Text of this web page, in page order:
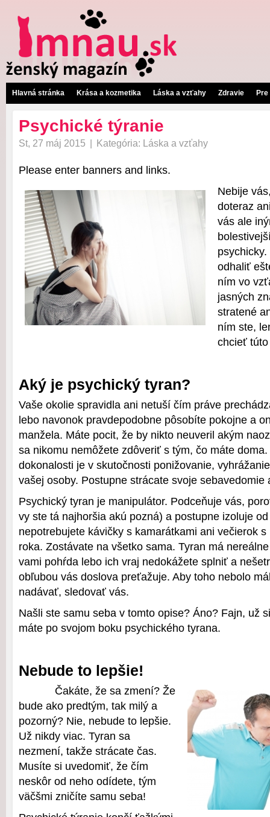
Hlavná stránka Krása a kozmetika Láska a vzťahy Zdravie
Psychické týranie
St, 27 máj 2015 Kategória: Láska a vzťahy
Please enter banners and links.
Nebije
doteraz
vás ale
odhaliť
ním vo
jasných
stratené
ním ste,
chcieť
Aký je psychický tyran?
Vaše okolie spravidla ani netuší čím práve
lebo navonok pravdepodobne pôsobíte pokojne a
manžela. Máte pocit, že by nikto neuveril akým
sa nikomu nemôžete zdôveriť s tým, čo máte
dokonalosti je v skutočnosti ponižovanie,
vašej osoby. Postupne strácate svoje sebavedomie
Psychický tyran je manipulátor. Podceňuje vás,
vy ste tá najhoršia akú pozná) a postupne izoluje
nepotrebujete kávičky s kamarátkami ani večierok
roka. Zostávate na všetko sama. Tyran má
vami pohŕda lebo ich vraj nedokážete splniť a
obľubou vás doslova preťažuje. Aby toho nebolo
nadávať, sledovať vás.
Našli ste samu seba v tomto opise? Áno? Fajn, už
máte po svojom boku psychického tyrana.
Nebude to lepšie!
Čakáte, že sa zmení? Že
bude ako predtým, tak milý a
pozorný? Nie, nebude to lepšie.
Už nikdy viac. Tyran sa
nezmení, takže strácate čas.
Musíte si uvedomiť, že čím
neskôr od neho odídete, tým
väčšmi zničíte samu seba!